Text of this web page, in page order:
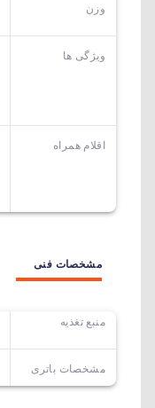
وزن
ویژگی ها
اقلام همراه
مشخصات فنی
منبع تغذیه
مشخصات باتری